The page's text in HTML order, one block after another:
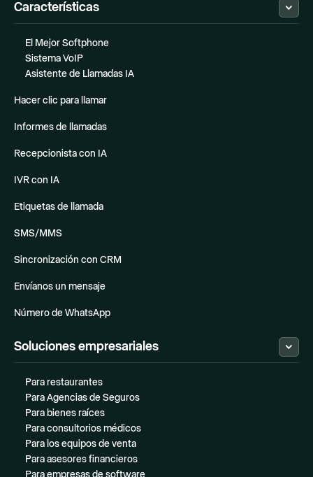
Características
El Mejor Softphone
Sistema VoIP
Asistente de Llamadas IA
Hacer clic para llamar
Informes de llamadas
Recepcionista con IA
IVR con IA
Etiquetas de llamada
SMS/MMS
Sincronización con CRM
Envíanos un mensaje
Número de WhatsApp
Soluciones empresariales
Para restaurantes
Para Agencias de Seguros
Para bienes raíces
Para consultorios médicos
Para los equipos de venta
Para asesores financieros